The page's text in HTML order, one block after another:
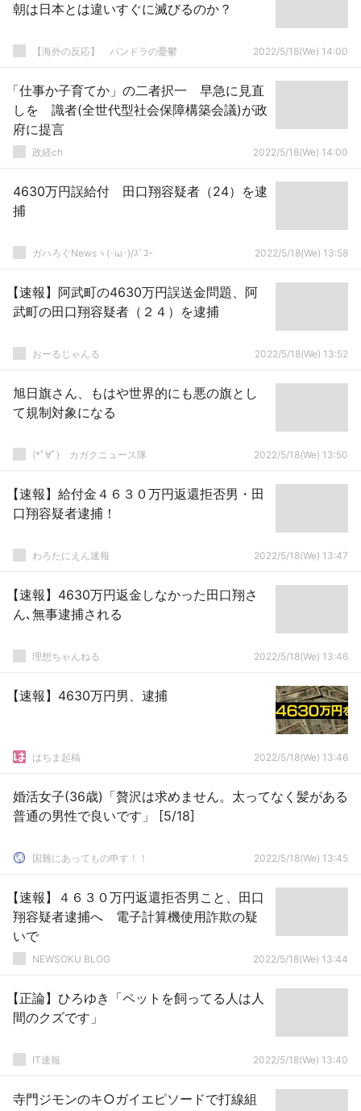
朝は日本とは違いすぐに滅びるのか？
【海外の反応】 パンドラの憂鬱 2022/5/18(We) 14:00
「仕事か子育てか」の二者択一 早急に見直
しを 識者(全世代型社会保障構築会議)が政
府に提言
政経ch 2022/5/18(We) 14:00
4630万円誤給付 田口翔容疑者（24）を逮
捕
ガハろぐNewsヽ(･ω･)/ｽﾞｺｰ 2022/5/18(We) 13:58
【速報】阿武町の4630万円誤送金問題、阿
武町の田口翔容疑者（２４）を逮捕
おーるじゃんる 2022/5/18(We) 13:52
旭日旗さん、もはや世界的にも悪の旗とし
て規制対象になる
(*ﾟ∀ﾟ)ゞカガクニュース隊 2022/5/18(We) 13:50
【速報】給付金４６３０万円返還拒否男・田
口翔容疑者逮捕！
わろたにえん速報 2022/5/18(We) 13:47
【速報】4630万円返金しなかった田口翔さ
ん､無事逮捕される
理想ちゃんねる 2022/5/18(We) 13:46
【速報】4630万円男、逮捕
はちま起稿 2022/5/18(We) 13:46
婚活女子(36歳)「贅沢は求めません。太ってなく髪がある
普通の男性で良いです」 [5/18]
国難にあってもの申す！！ 2022/5/18(We) 13:45
【速報】４６３０万円返還拒否男こと、田口
翔容疑者逮捕へ 電子計算機使用詐欺の疑
いで
NEWSOKU BLOG 2022/5/18(We) 13:44
【正論】ひろゆき「ペットを飼ってる人は人
間のクズです」
IT速報 2022/5/18(We) 13:40
寺門ジモンのキ○ガイエピソードで打線組